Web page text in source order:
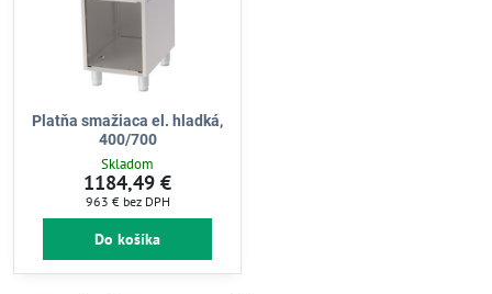
Platňa smažiaca el. hladká,
400/700
Skladom
1184,49 €
963 € bez DPH
Do košíka